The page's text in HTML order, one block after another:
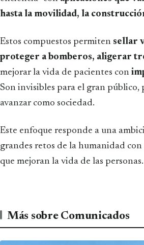
hasta la movilidad, la
Estos compuestos permiten sellar
proteger a bomberos, aligerar
mejorar la vida de pacientes con
Son invisibles para el gran público,
avanzar como sociedad.
Este enfoque responde a una
grandes retos de la humanidad
que mejoran la vida de las personas.
Más sobre Comunicados